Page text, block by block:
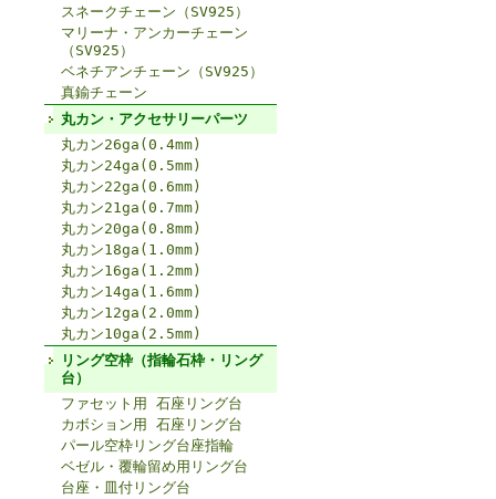
スネークチェーン（SV925）
マリーナ・アンカーチェーン
（SV925）
ベネチアンチェーン（SV925）
真鍮チェーン
丸カン・アクセサリーパーツ
丸カン26ga(0.4mm)
丸カン24ga(0.5mm)
丸カン22ga(0.6mm)
丸カン21ga(0.7mm)
丸カン20ga(0.8mm)
丸カン18ga(1.0mm)
丸カン16ga(1.2mm)
丸カン14ga(1.6mm)
丸カン12ga(2.0mm)
丸カン10ga(2.5mm)
リング空枠（指輪石枠・リング
台）
ファセット用 石座リング台
カボション用 石座リング台
パール空枠リング台座指輪
ベゼル・覆輪留め用リング台
台座・皿付リング台